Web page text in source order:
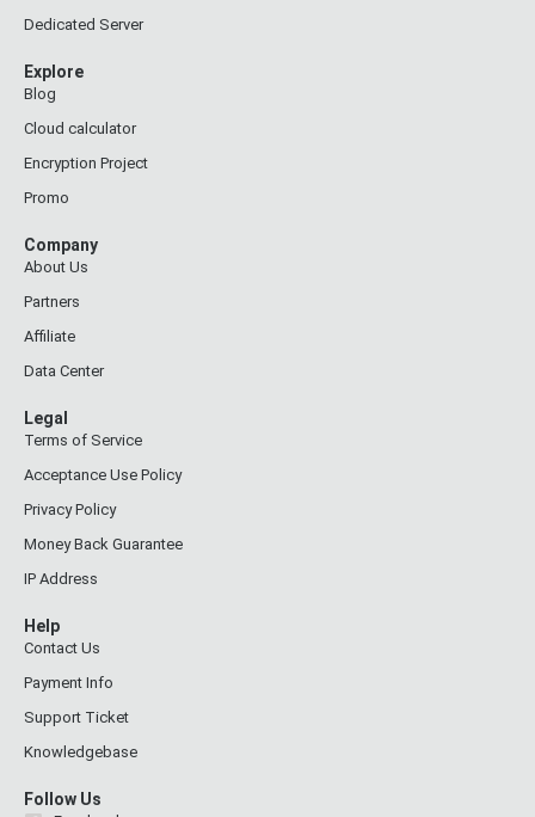
Dedicated Server
Explore
Blog
Cloud calculator
Encryption Project
Promo
Company
About Us
Partners
Affiliate
Data Center
Legal
Terms of Service
Acceptance Use Policy
Privacy Policy
Money Back Guarantee
IP Address
Help
Contact Us
Payment Info
Support Ticket
Knowledgebase
Follow Us